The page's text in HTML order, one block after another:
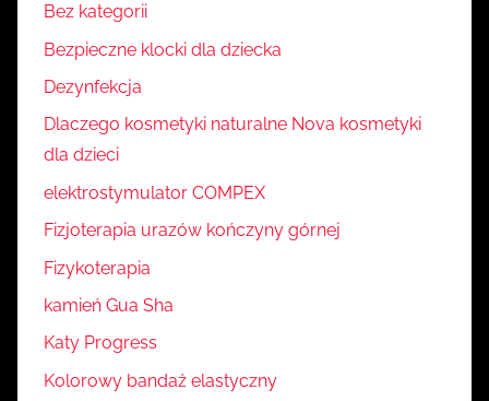
Bez kategorii
Bezpieczne klocki dla dziecka
Dezynfekcja
Dlaczego kosmetyki naturalne Nova kosmetyki
dla dzieci
elektrostymulator COMPEX
Fizjoterapia urazów kończyny górnej
Fizykoterapia
kamień Gua Sha
Katy Progress
Kolorowy bandaż elastyczny